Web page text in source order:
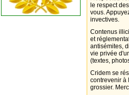
le respect
vous.
invectives.
Contenus
et
antisémites,
vie privée
(textes,
Cridem se
contrevenir à
grossier.